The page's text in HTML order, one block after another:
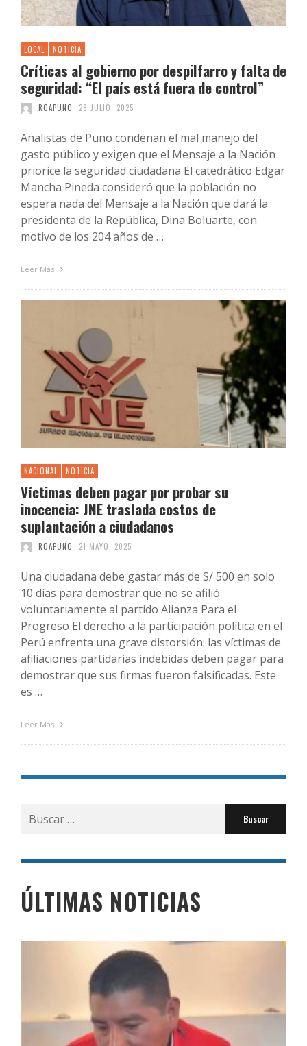
LOCAL NOTICIA
Críticas al gobierno por despilfarro y falta de
seguridad: “El país está fuera de control”
ROAPUNO 28 JULIO, 2025
Analistas de Puno condenan el mal manejo del
gasto público y exigen que el Mensaje a la Nación
priorice la seguridad ciudadana El catedrático Edgar
Mancha Pineda consideró que la población no
espera nada del Mensaje a la Nación que dará la
presidenta de la República, Dina Boluarte, con
motivo de los 204 años de …
Leer Más
NACIONAL NOTICIA
Víctimas deben pagar por probar su
inocencia: JNE traslada costos de
suplantación a ciudadanos
ROAPUNO 21 MAYO, 2025
Una ciudadana debe gastar más de S/ 500 en solo
10 días para demostrar que no se afilió
voluntariamente al partido Alianza Para el
Progreso El derecho a la participación política en el
Perú enfrenta una grave distorsión: las víctimas de
afiliaciones partidarias indebidas deben pagar para
demostrar que sus firmas fueron falsificadas. Este
es …
Leer Más
Buscar
por:
ÚLTIMAS NOTICIAS